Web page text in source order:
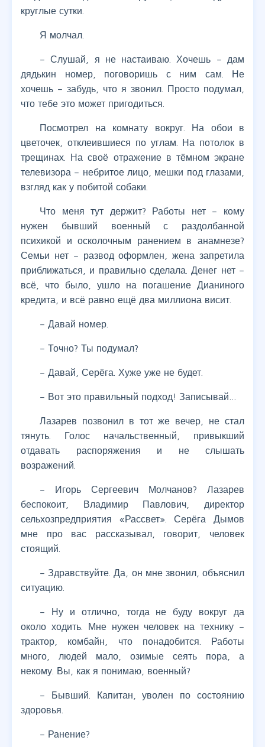
круглые сутки.
Я молчал.
– Слушай, я не настаиваю. Хочешь – дам
дядькин номер, поговоришь с ним сам. Не
хочешь – забудь, что я звонил. Просто подумал,
что тебе это может пригодиться.
Посмотрел на комнату вокруг. На обои в
цветочек, отклеившиеся по углам. На потолок в
трещинах. На своё отражение в тёмном экране
телевизора – небритое лицо, мешки под глазами,
взгляд как у побитой собаки.
Что меня тут держит? Работы нет – кому
нужен бывший военный с раздолбанной
психикой и осколочным ранением в анамнезе?
Семьи нет – развод оформлен, жена запретила
приближаться, и правильно сделала. Денег нет –
всё, что было, ушло на погашение Дианиного
кредита, и всё равно ещё два миллиона висит.
– Давай номер.
– Точно? Ты подумал?
– Давай, Серёга. Хуже уже не будет.
– Вот это правильный подход! Записывай…
Лазарев позвонил в тот же вечер, не стал
тянуть. Голос начальственный, привыкший
отдавать распоряжения и не слышать
возражений.
– Игорь Сергеевич Молчанов? Лазарев
беспокоит, Владимир Павлович, директор
сельхозпредприятия «Рассвет». Серёга Дымов
мне про вас рассказывал, говорит, человек
стоящий.
– Здравствуйте. Да, он мне звонил, объяснил
ситуацию.
– Ну и отлично, тогда не буду вокруг да
около ходить. Мне нужен человек на технику –
трактор, комбайн, что понадобится. Работы
много, людей мало, озимые сеять пора, а
некому. Вы, как я понимаю, военный?
– Бывший. Капитан, уволен по состоянию
здоровья.
– Ранение?